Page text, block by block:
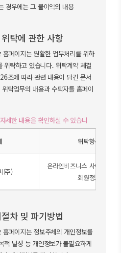
경우에는 그 불이익의 내용
탁에 관한 사항
페이지는 원활한 업무처리를 위하
위탁하고 있습니다. 위탁계약 체결
조에 따라 관련 내용이 담긴 문서
탁업무의 내용과 수탁자를 홈페이
위탁항목
(주)
온라인비즈니스 사이트 홈
회원정보
차 및 파기방법
페이지는 정보주체의 개인정보를
적 달성 등 개인정보가 불필요하게